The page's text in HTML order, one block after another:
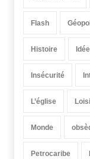
Flash
Histoire
Insécurité
L’église
Monde
Petrocaribe